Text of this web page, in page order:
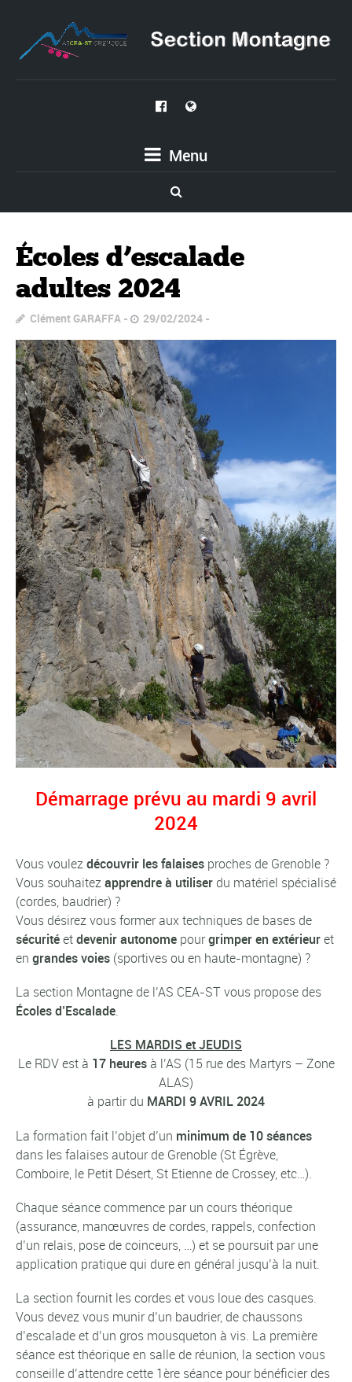
Menu
Écoles d’escalade
adultes 2024
Clément GARAFFA 29/02/2024
Démarrage prévu au mardi 9 avril
2024
Vous voulezdécouvrir les falaises proches de Grenoble ?
Vous souhaitezapprendre à utiliser du matériel spécialisé
(cordes, baudrier) ?
Vous désirez vous former aux techniques de bases de
sécuritéetdevenir autonome pourgrimper en extérieuret
en grandes voies (sportives ou en haute-montagne) ?
La section Montagne de l’AS CEA-ST vous propose des
Écoles d’Escalade.
LES MARDIS et JEUDIS
Le RDV est à 17 heuresà l’AS (15 rue des Martyrs – Zone
ALAS)
à partir du MARDI 9 AVRIL 2024
La formation fait l’objet d’un minimum de 10 séances
dans les falaises autour de Grenoble (St Égrève,
Comboire, le Petit Désert, St Etienne de Crossey, etc…).
Chaque séance commence par un cours théorique
(assurance, manœuvres de cordes, rappels, confection
d’un relais, pose de coinceurs, …) et se poursuit par une
application pratique qui dure en général jusqu’à la nuit.
La section fournit les cordes et vous loue des casques.
Vous devez vous munir d’un baudrier, de chaussons
d’escalade et d’un gros mousqueton à vis. La première
séance est théorique en salle de réunion, la section vous
conseille d’attendre cette 1ère séance pour bénéficier des